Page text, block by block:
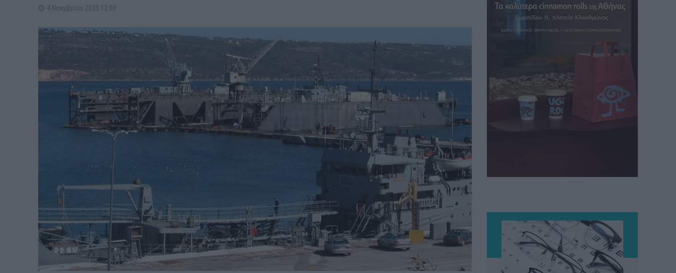
4 Νοεμβρίου 2025 12:03